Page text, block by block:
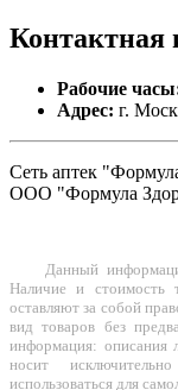
Контактная
Рабочие
Адрес: г.
Сеть аптек
ООО "Формула
Данный
Наличие и стоимость
оставляют за собой
вид товаров без
информация: описания
носит
использоваться для